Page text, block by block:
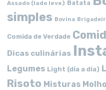
Assado (lado leve) Batata
simples Bovina
Comida de Verdade
Dicas culinárias
Legumes Light (dia a dia)
Risoto Misturas